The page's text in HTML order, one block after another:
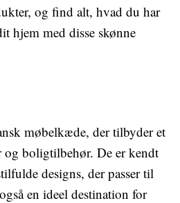
og find alt, hvad du har
hjem med disse skønne
møbelkæde, der tilbyder et
boligtilbehør. De er kendt
designs, der passer til
en ideel destination for